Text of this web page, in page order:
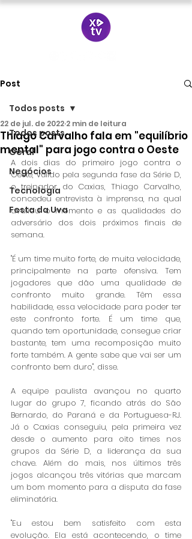
Post
Todos posts
Geral
Negócios
Tecnologia
Festa da Uva
Todos posts
Thiago Carvalho fala em "equilíbrio
mental" para jogo contra o Oeste
22 de jul. de 2022 2 min de leitura
A dois dias do primeiro jogo contra o
Oeste, válido pela segunda fase da Série D,
o treinador do Caxias, Thiago Carvalho,
concedeu entrevista à imprensa, na qual
avaliou o momento e as qualidades do
adversário dos dois próximos finais de
semana.
"É um time muito forte, de muita velocidade,
principalmente na parte ofensiva. Tem
jogadores que dão uma qualidade de
confronto muito grande. Têm essa
habilidade, essa velocidade para poder ter
este confronto forte. É um time que,
quando tem oportunidade, consegue criar
bastante, tem uma recomposição muito
forte também. A gente sabe que vai ser um
confronto bem duro", disse.
A equipe paulista avançou no quarto
lugar do grupo 7, ficando atrás do São
Bernardo, do Paraná e da Portuguesa-RJ.
Já o Caxias conseguiu, pela primeira vez
desde o aumento para oito times nos
grupos da Série D, a liderança da sua
chave. Além do mais, nos últimos três
jogos alcançou três vitórias que marcam
um bom momento para a disputa da fase
eliminatória.
"Eu estou bem satisfeito com esta
evolução. Ela está acontecendo, o time